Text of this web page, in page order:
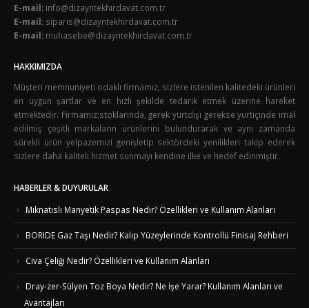
E-mail: info@dizayntekhirdavat.com.tr
E-mail: siparis@dizayntekhirdavat.com.tr
E-mail: muhasebe@dizayntekhirdavat.com.tr
HAKKIMIZDA
Müşteri memnuniyeti odaklı firmamız, sizlere istenilen kalitedeki ürünleri
en uygun şartlar ve en hızlı şekilde tedarik etmek üzerine hareket
etmektedir. Firmamız;stoklarında, gerek yurtdışı gerekse yurtiçinde imal
edilmiş çeşitli markaların ürünlerini bulundurarak ve aynı zamanda
sürekli ürün yelpazemizi genişletip sektördeki yenilikleri takip ederek
sizlere daha kaliteli hizmet sunmayı kendine ilke ve hedef edinmiştir.
HABERLER & DUYURULAR
Mıknatıslı Manyetik Paspas Nedir? Özellikleri ve Kullanım Alanları
BORIDE Gaz Taşı Nedir? Kalıp Yüzeylerinde Kontrollü Finisaj Rehberi
Civa Çeliği Nedir? Özellikleri ve Kullanım Alanları
Dray-zer-Sülyen Toz Boya Nedir? Ne İşe Yarar? Kullanım Alanları ve
Avantajları